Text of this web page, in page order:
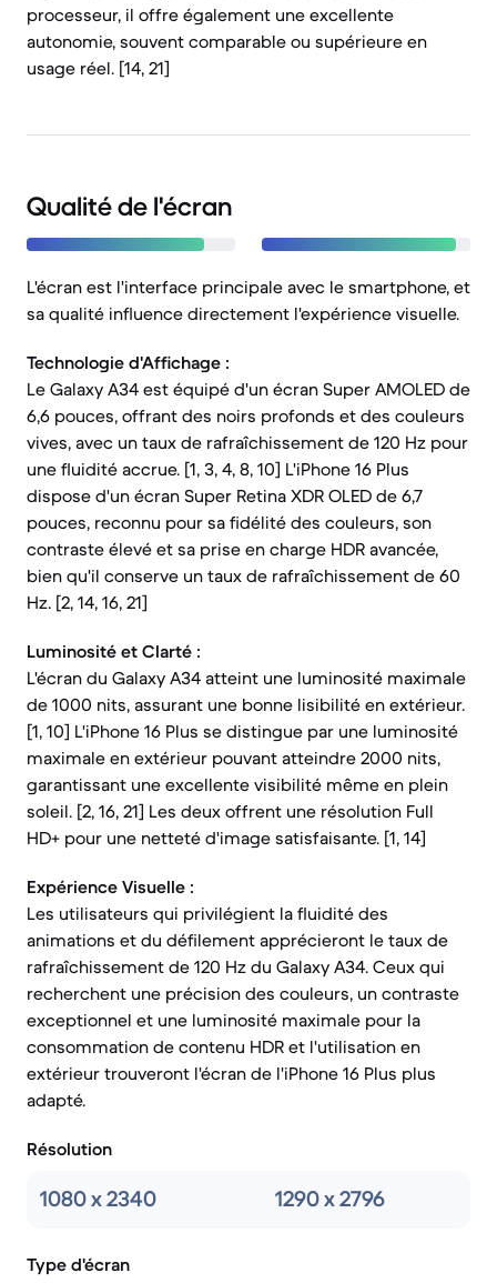
processeur, il offre également une excellente
autonomie, souvent comparable ou supérieure en
usage réel. [14, 21]
Qualité de l'écran
L'écran est l'interface principale avec le smartphone, et
sa qualité influence directement l'expérience visuelle.
Technologie d'Affichage :
Le Galaxy A34 est équipé d'un écran Super AMOLED de
6,6 pouces, offrant des noirs profonds et des couleurs
vives, avec un taux de rafraîchissement de 120 Hz pour
une fluidité accrue. [1, 3, 4, 8, 10] L'iPhone 16 Plus
dispose d'un écran Super Retina XDR OLED de 6,7
pouces, reconnu pour sa fidélité des couleurs, son
contraste élevé et sa prise en charge HDR avancée,
bien qu'il conserve un taux de rafraîchissement de 60
Hz. [2, 14, 16, 21]
Luminosité et Clarté :
L'écran du Galaxy A34 atteint une luminosité maximale
de 1000 nits, assurant une bonne lisibilité en extérieur.
[1, 10] L'iPhone 16 Plus se distingue par une luminosité
maximale en extérieur pouvant atteindre 2000 nits,
garantissant une excellente visibilité même en plein
soleil. [2, 16, 21] Les deux offrent une résolution Full
HD+ pour une netteté d'image satisfaisante. [1, 14]
Expérience Visuelle :
Les utilisateurs qui privilégient la fluidité des
animations et du défilement apprécieront le taux de
rafraîchissement de 120 Hz du Galaxy A34. Ceux qui
recherchent une précision des couleurs, un contraste
exceptionnel et une luminosité maximale pour la
consommation de contenu HDR et l'utilisation en
extérieur trouveront l'écran de l'iPhone 16 Plus plus
adapté.
Résolution
1080 x 2340 1290 x 2796
Type d'écran